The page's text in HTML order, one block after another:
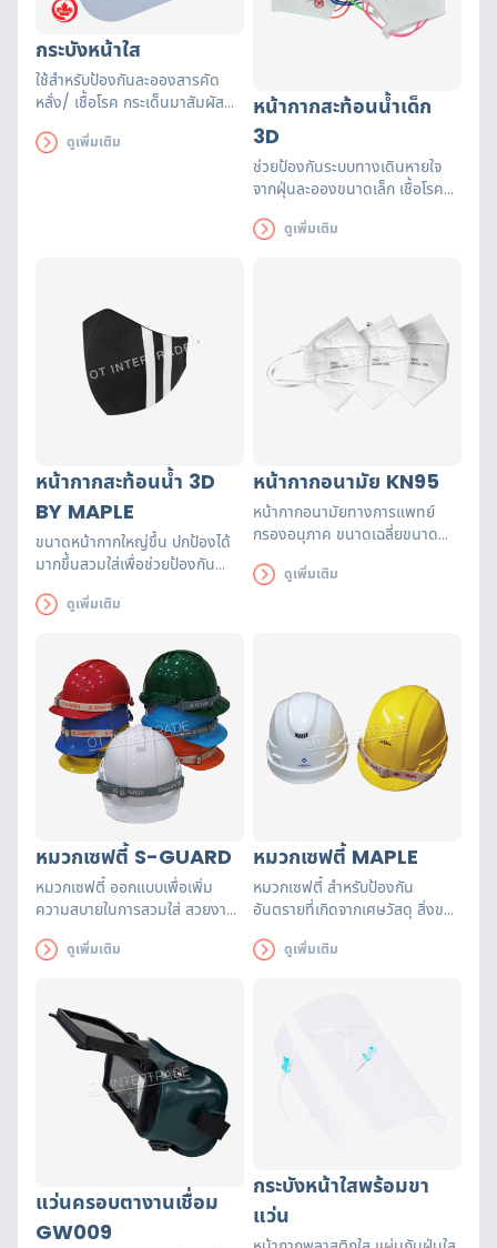
กระบังหน้าใส
ใช้สำหรับป้องกันละอองสารคัด
หลั่ง/ เชื้อโรค กระเด็นมาสัมผัส
หายใจไม่เป็นไอน้ำเกาะ
ดูเพิ่มเติม
หน้ากากสะท้อนน้ำเด็ก
3D
ช่วยป้องกันระบบทางเดินหายใจ
จากฝุ่นละอองขนาดเล็ก เชื้อโรค
ครั้งเมื่อทำตามคำแนะนำในการ
ดูเพิ่มเติม
หน้ากากสะท้อนน้ำ 3D
BY MAPLE
ขนาดหน้ากากใหญ่ขึ้น ปกป้องได้
มากขึ้นสวมใส่เพื่อช่วยป้องกัน
ขนาดเล็ก เชื้อโรค มลพิษ สารพิษ
ดูเพิ่มเติม
หน้ากากอนามัย KN95
หน้ากากอนามัยทางการแพทย์
กรองอนุภาค ขนาดเฉลี่ยขนาด
ดูเพิ่มเติม
หมวกเซฟตี้ S-GUARD
หมวกเซฟตี้ ออกแบบเพื่อเพิ่ม
ความสบายในการสวมใส่ สวยงาม
ระหว่างการสวมใส่หมวกนิรภัยรุ่นนี้
ดูเพิ่มเติม
หมวกเซฟตี้ MAPLE
หมวกเซฟตี้ สำหรับป้องกัน
อันตรายที่เกิดจากเศษวัสดุ สิ่งของ
งาน ดูเพิ่มเติม
แว่นครอบตางานเชื่อม
GW009
กระบังหน้าใสพร้อมขา
แว่น